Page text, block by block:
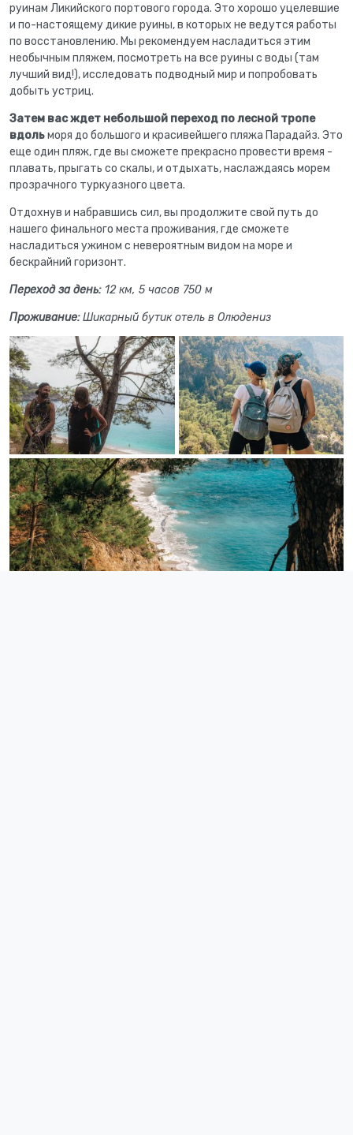
руинам Ликийского портового города. Это хорошо уцелевшие
и по-настоящему дикие руины, в которых не ведутся работы
по восстановлению. Мы рекомендуем насладиться этим
необычным пляжем, посмотреть на все руины с воды (там
лучший вид!), исследовать подводный мир и попробовать
добыть устриц.
Затем вас ждет небольшой переход по лесной тропе
вдольморя до большого и красивейшего пляжа Парадайз. Это
еще один пляж, где вы сможете прекрасно провести время -
плавать, прыгать со скалы, и отдыхать, наслаждаясь морем
прозрачного туркуазного цвета.
Отдохнув и набравшись сил, вы продолжите свой путь до
нашего финального места проживания, где сможете
насладиться ужином с невероятным видом на море и
бескрайний горизонт.
Переход за день: 12 км, 5 часов 750 м
Проживание:Шикарный бутик отель в Олюдениз